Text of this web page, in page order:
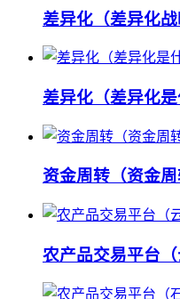
差异化（差异化战
差异化（差异化是
资金周转（资金周
农产品交易平台（